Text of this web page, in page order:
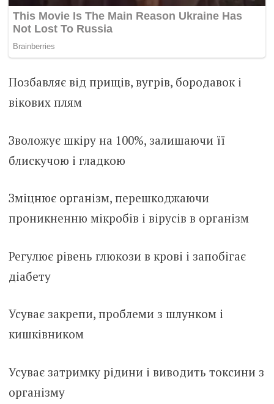
Позбавляє від прищів, вугрів, бородавок і
вікових плям
Зволожує шкіру на 100%, залишаючи її
блискучою і гладкою
Зміцнює організм, перешкоджаючи
проникненню мікробів і вірусів в організм
Регулює рівень глюкози в крові і запобігає
діабету
Усуває закрепи, проблеми з шлунком і
кишківником
Усуває затримку рідини і виводить токсини з
організму